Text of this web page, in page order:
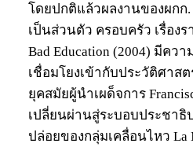
โดยปกติแล้วผลงานของผกก
เป็นส่วนตัว ครอบครัว เรื่อง
Bad Education (2004) มีคว
เชื่อมโยงเข้ากับประวัติศาสต
ยุคสมัยผู้นำเผด็จการ
เปลี่ยนผ่านสู่ระบอบประชาธิ
ปล่อยของกลุ่มเคลื่อนไหว La